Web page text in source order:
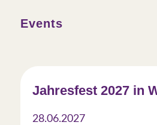
Events
Jahresfest 2027 in
28.06.2027